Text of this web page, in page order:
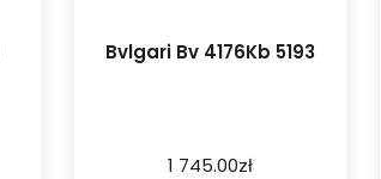
Bvlgari Bv 4176Kb 5193
1 745.00zł